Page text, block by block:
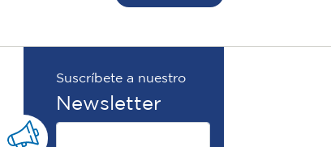
Suscríbete a nuestro
Newsletter